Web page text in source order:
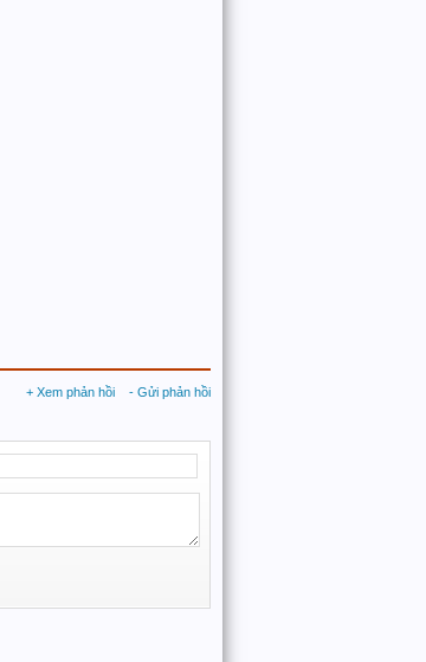
+ Xem phản hồi - Gửi phản hồi